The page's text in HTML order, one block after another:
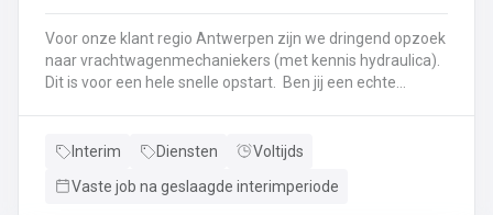
Voor onze klant regio Antwerpen zijn we dringend opzoek
naar vrachtwagenmechaniekers (met kennis hydraulica).
Dit is voor een hele snelle opstart. Ben jij een echte
Dan ben jij de persoon die wij zoeken!
Interim Diensten
Voltijds
Vaste job na geslaagde interimperiode